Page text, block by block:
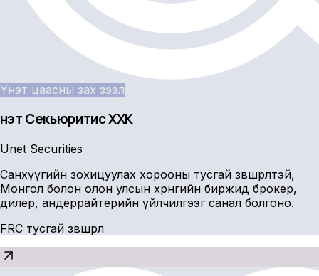
Үнэт цаасны зах зээл
Үнэт Секьюритис ХХК
Unet Securities
Санхүүгийн зохицуулах хорооны тусгай зөвшөөрөлтэй,
Монгол болон олон улсын хөрөнгийн биржид брокер,
дилер, андеррайтерийн үйлчилгээг санал болгоно.
FRC тусгай зөвшөөрөл